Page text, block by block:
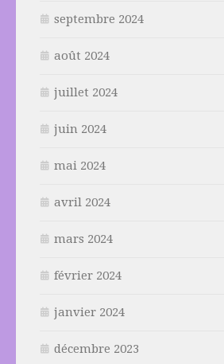
septembre 2024
août 2024
juillet 2024
juin 2024
mai 2024
avril 2024
mars 2024
février 2024
janvier 2024
décembre 2023